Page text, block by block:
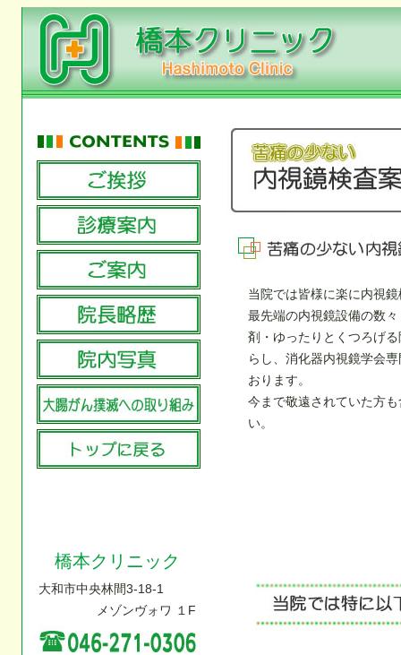
橋本クリニック
大和市中央林間3-18-1
メゾンヴォワ １F
当院では皆様に楽に内視
最先端の内視鏡設備の数
剤・ゆったりとくつろげ
らし、消化器内視鏡学会
おります。
今まで敬遠されていた方
い。